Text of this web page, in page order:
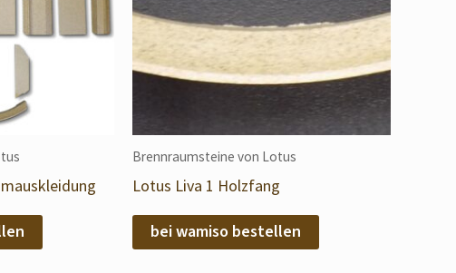
Brennraumsteine von Lotus
Lotus Liva 1 Holzfang
bei wamiso bestellen